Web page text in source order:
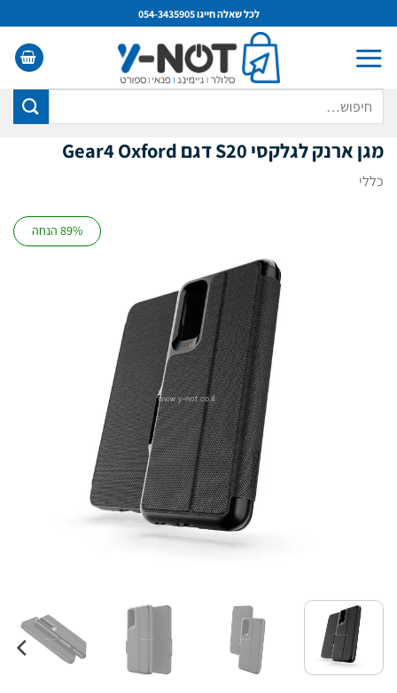
to
content
לכל שאלה חייגו 054-3435905
מגן ארנק לגלקסי S20 דגם Gear4 Oxford
כללי
89% הנחה